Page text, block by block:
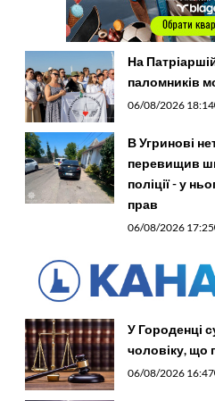
На
паломників
06/08/2026 18:14
В Угринові
перевищив
поліції - у
прав
06/08/2026 17:25
У Городенці
чоловіку, що
06/08/2026 16:47